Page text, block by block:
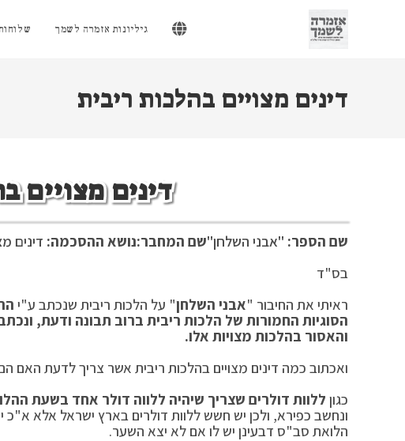
גיליונות אזמרה לשמך
דינים מצויים בהלכות ריבית
דינים מצויים
שם הספר: "אבני השלחן"שם המחבר:נושא ההסכמה: דינים
בס"ד
ראיתי את החיבור "אבני השלחן" על הלכות ריבית שנכתב ע"י
הסוגיות החמורות של הלכות ריבית ברוב תבונה ודעת,
והאסור בהלכות מצויות אלו.
ואכתוב כמה דינים מצויים בהלכות ריבית אשר צריך לדעת האם
כגון ללוות דולרים שצריך שיהיה ללווה דולר אחד בשעת
ונחשב כפירא, ולכן יש חשש ללוות דולרים בארץ ישראל אלא
הלואת סב"ס דבעינן יש לו אם לא יצא השער.